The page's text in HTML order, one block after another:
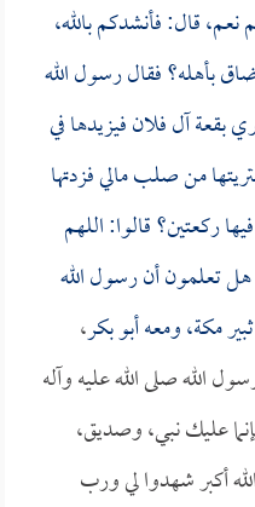
قال: فأنشدكم بالله،
بأهله؟ فقال رسول الله
بقعة آل فلان فيزيدها في
من صلب مالي فزدتها
ركعتين؟ قالوا: اللهم
هل تعلمون أن رسول الله
مكة، ومعهأبو بكر،
الله صلى الله عليه وآله
عليك نبي، وصديق،
أكبر شهدوا لي ورب